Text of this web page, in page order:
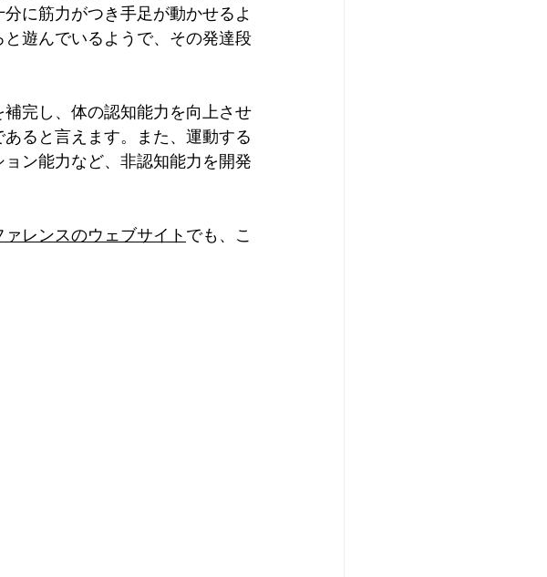
に筋力がつき手足が動かせるよ
遊んでいるようで、その発達段
完し、体の認知能力を向上させ
ると言えます。また、運動する
ン能力など、非認知能力を開発
レンスのウェブサイト でも、こ